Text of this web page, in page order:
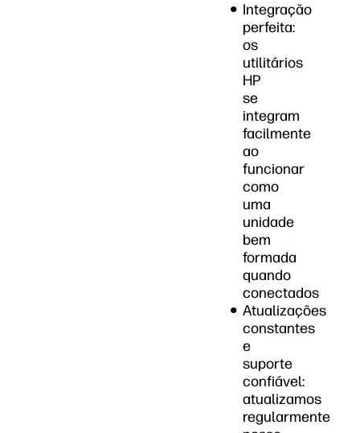
Integração
perfeita:
os
utilitários
HP
se
integram
facilmente
ao
funcionar
como
uma
unidade
bem
formada
quando
conectados
Atualizações
constantes
e
suporte
confiável:
atualizamos
regularmente